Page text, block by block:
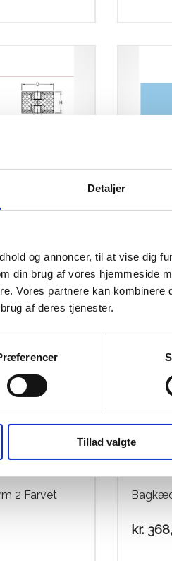
Detaljer
og annoncer, til at vise dig
din brug af vores hjemmeside
Vores partnere kan
af deres tjenester.
Tillad valgte
/
Indvendig
2 Farvet
kr.